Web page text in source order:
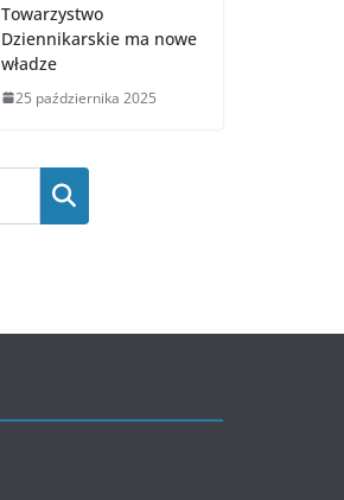
Towarzystwo
Dziennikarskie ma nowe
władze
25 października 2025